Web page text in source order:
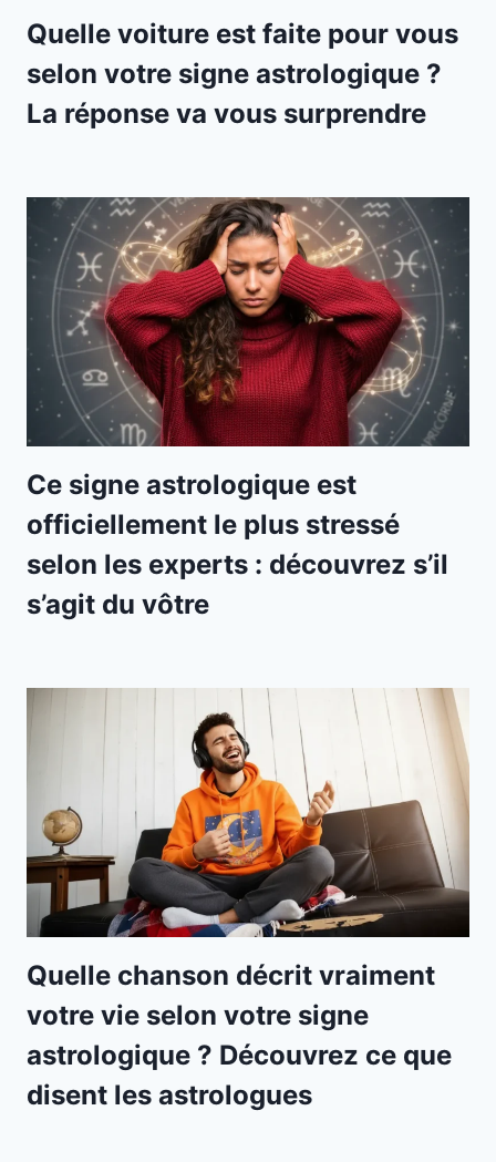
Quelle voiture est faite pour vous
selon votre signe astrologique ?
La réponse va vous surprendre
Ce signe astrologique est
officiellement le plus stressé
selon les experts : découvrez s’il
s’agit du vôtre
Quelle chanson décrit vraiment
votre vie selon votre signe
astrologique ? Découvrez ce que
disent les astrologues